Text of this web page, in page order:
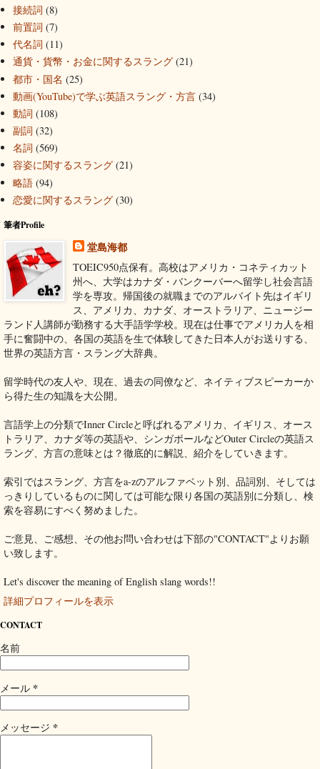
接続詞 (8)
前置詞 (7)
代名詞 (11)
通貨・貨幣・お金に関するスラング (21)
都市・国名 (25)
動画(YouTube)で学ぶ英語スラング・方言 (34)
動詞 (108)
副詞 (32)
名詞 (569)
容姿に関するスラング (21)
略語 (94)
恋愛に関するスラング (30)
筆者Profile
堂島海都
TOEIC950点保有。高校はアメリカ・コネティカット
州へ、大学はカナダ・バンクーバーへ留学し社会言語
学を専攻。帰国後の就職までのアルバイト先はイギリ
ス、アメリカ、カナダ、オーストラリア、ニュージー
ランド人講師が勤務する大手語学学校。現在は仕事でアメリカ人を相
手に奮闘中の、各国の英語を生で体験してきた日本人がお送りする、
世界の英語方言・スラング大辞典。
留学時代の友人や、現在、過去の同僚など、ネイティブスピーカーか
ら得た生の知識を大公開。
言語学上の分類でInner Circleと呼ばれるアメリカ、イギリス、オース
トラリア、カナダ等の英語や、シンガポールなどOuter Circleの英語ス
ラング、方言の意味とは？徹底的に解説、紹介をしていきます。
索引ではスラング、方言をa-zのアルファベット別、品詞別、そしては
っきりしているものに関しては可能な限り各国の英語別に分類し、検
索を容易にすべく努めました。
ご意見、ご感想、その他お問い合わせは下部の"CONTACT"よりお願
い致します。
Let's discover the meaning of English slang words!!
詳細プロフィールを表示
CONTACT
名前
メール *
メッセージ *